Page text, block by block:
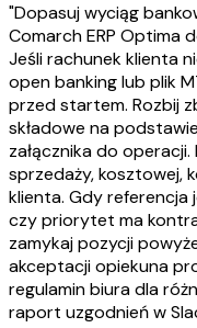
"Dopasuj wyciąg
Comarch ERP Optima
Jeśli rachunek klienta
open banking lub plik
przed startem. Rozbij
składowe na
załącznika do
sprzedaży, kosztowej,
klienta. Gdy referencja
czy priorytet ma
zamykaj pozycji
akceptacji opiekuna
regulamin biura dla
raport uzgodnień w